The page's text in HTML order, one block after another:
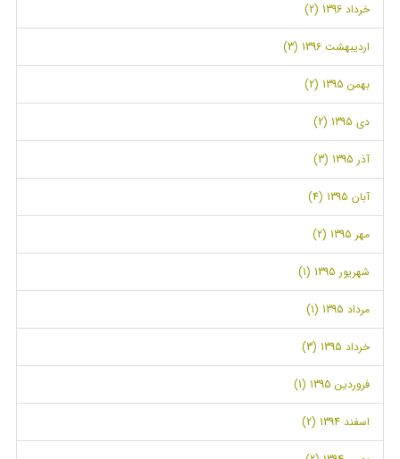
خرداد 1396 (2)
اردیبهشت 1396 (3)
بهمن 1395 (2)
دی 1395 (2)
آذر 1395 (3)
آبان 1395 (4)
مهر 1395 (2)
شهریور 1395 (1)
مرداد 1395 (1)
خرداد 1395 (3)
فروردین 1395 (1)
اسفند 1394 (2)